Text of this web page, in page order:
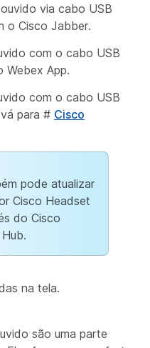
via cabo USB
o Cisco Jabber.
com o cabo USB
Webex App.
com o cabo USB
para # Cisco
pode atualizar
Cisco Headset
do Cisco
na tela.
são uma parte